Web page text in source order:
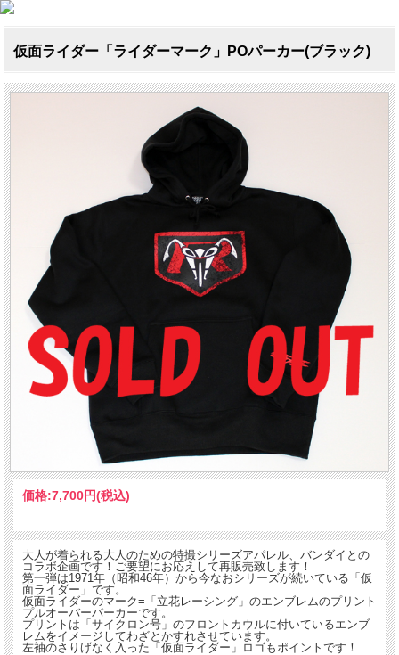
仮面ライダー「ライダーマーク」POパーカー(ブラック)
価格:7,700円(税込)
大人が着られる大人のための特撮シリーズアパレル、バンダイとの
コラボ企画です！ご要望にお応えして再販売致します！
第一弾は1971年（昭和46年）から今なおシリーズが続いている「仮
面ライダー」です。
仮面ライダーのマーク=「立花レーシング」のエンブレムのプリント
プルオーバーパーカーです。
プリントは「サイクロン号」のフロントカウルに付いているエンブ
レムをイメージしてわざとかすれさせています。
左袖のさりげなく入った「仮面ライダー」ロゴもポイントです！